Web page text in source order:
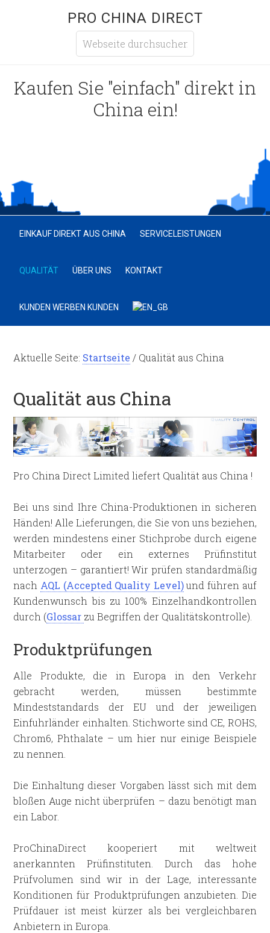
PRO CHINA DIRECT
Kaufen Sie "einfach" direkt in
China ein!
EINKAUF DIREKT AUS CHINA SERVICELEISTUNGEN
QUALITÄT ÜBER UNS KONTAKT
KUNDEN WERBEN KUNDEN
Aktuelle Seite: Startseite / Qualität aus China
Qualität aus China
Pro China Direct Limited liefert Qualität aus China !
Bei uns sind Ihre China-Produktionen in sicheren
Händen! Alle Lieferungen, die Sie von uns beziehen,
werden mindestens einer Stichprobe durch eigene
Mitarbeiter oder ein externes Prüfinstitut
unterzogen – garantiert! Wir prüfen standardmäßig
nach AQL (Accepted Quality Level)und führen auf
Kundenwunsch bis zu 100% Einzelhandkontrollen
durch (Glossar zu Begriffen der Qualitätskontrolle).
Produktprüfungen
Alle Produkte, die in Europa in den Verkehr
gebracht werden, müssen bestimmte
Mindeststandards der EU und der jeweiligen
Einfuhrländer einhalten. Stichworte sind CE, ROHS,
Chrom6, Phthalate – um hier nur einige Beispiele
zu nennen.
Die Einhaltung dieser Vorgaben lässt sich mit dem
bloßen Auge nicht überprüfen – dazu benötigt man
ein Labor.
ProChinaDirect kooperiert mit weltweit
anerkannten Prüfinstituten. Durch das hohe
Prüfvolumen sind wir in der Lage, interessante
Konditionen für Produktprüfungen anzubieten. Die
Prüfdauer ist meist kürzer als bei vergleichbaren
Anbietern in Europa.